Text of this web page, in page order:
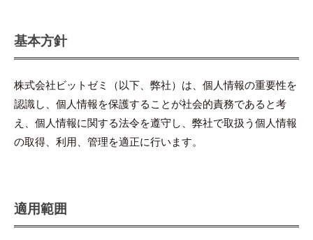
社
ビ
ッ
ト
ゼ
ミ
を
る
！
プ
ラ
イ
バ
シ
リ
基本方針
株式会社ビットゼミ（以下、弊社）は、個人情報の重要性を
認識し、個人情報を保護することが社会的責務であると考
え、個人情報に関する法令を遵守し、弊社で取扱う個人情報
の取得、利用、管理を適正に行います。
適用範囲